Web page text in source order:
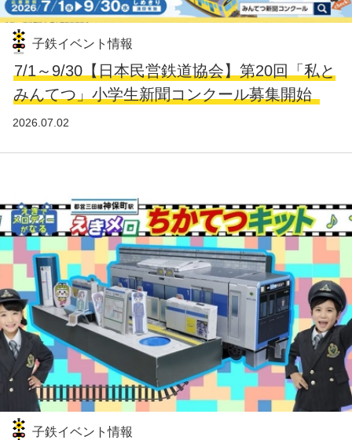
子鉄イベント情報
7/1～9/30【日本民営鉄道協会】第20回「私と
みんてつ」小学生新聞コンクール募集開始
2026.07.02
子鉄イベント情報